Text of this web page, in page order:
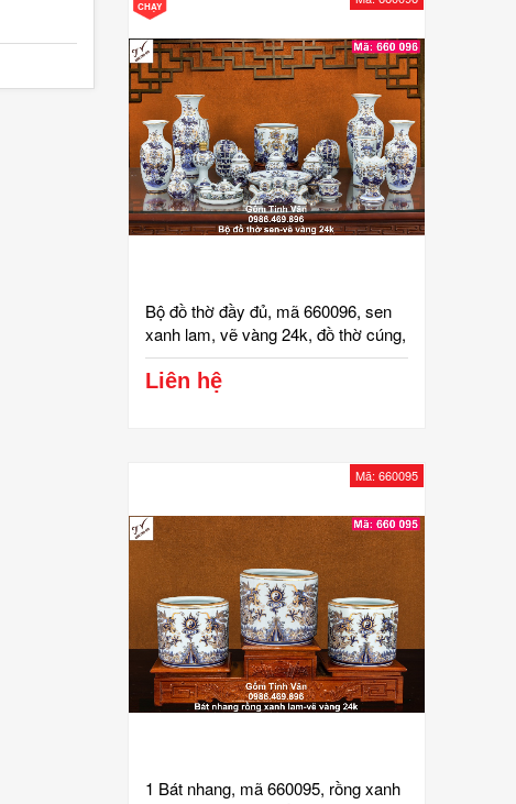
CHẠY
Bộ đồ thờ đầy đủ, mã 660096, sen
xanh lam, vẽ vàng 24k, đồ thờ cúng,
ban gia tiên, tài địa, phật, ông táo,
gốm bát tràng, tinh vân
Liên hệ
Mã: 660095
1 Bát nhang, mã 660095, rồng xanh